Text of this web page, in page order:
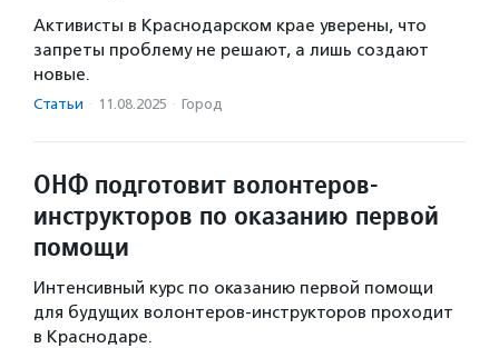
Активисты в Краснодарском крае уверены, что
запреты проблему не решают, а лишь создают
новые.
Статьи · 11.08.2025 · Город
ОНФ подготовит волонтеров-
инструкторов по оказанию первой
помощи
Интенсивный курс по оказанию первой помощи
для будущих волонтеров-инструкторов проходит
в Краснодаре.